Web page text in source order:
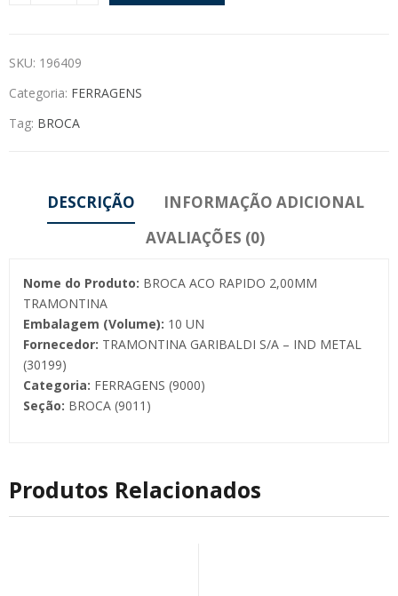
SKU: 196409
Categoria: FERRAGENS
Tag: BROCA
DESCRIÇÃO
INFORMAÇÃO ADICIONAL
AVALIAÇÕES (0)
Nome do Produto: BROCA ACO RAPIDO 2,00MM
TRAMONTINA
Embalagem (Volume): 10 UN
Fornecedor: TRAMONTINA GARIBALDI S/A – IND METAL
(30199)
Categoria: FERRAGENS (9000)
Seção: BROCA (9011)
Produtos Relacionados